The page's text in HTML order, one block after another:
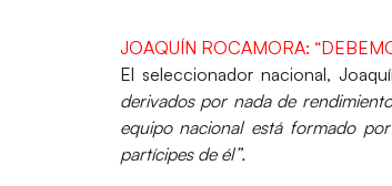
JOAQUÍN ROCAMORA:
El seleccionador nacional,
derivados por nada de
equipo nacional está formado
partícipes de él”.